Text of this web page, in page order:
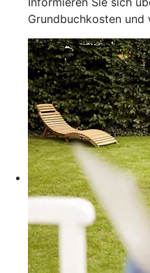
Grundbuchkosten und